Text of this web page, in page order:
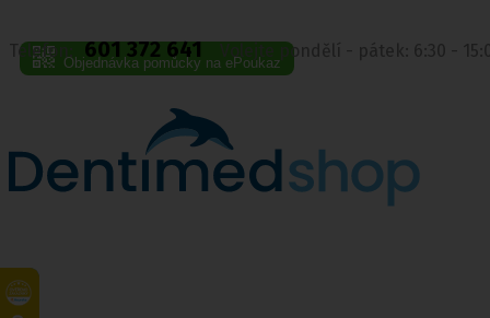
Telefon: 601 372 641 Volejte pondělí - pátek: 6:30 -
Objednávka pomůcky na ePoukaz